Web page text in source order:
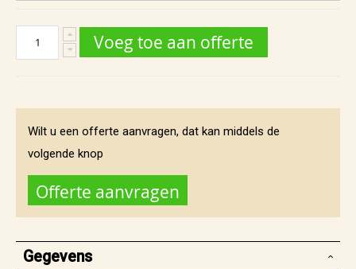
Voeg toe aan offerte
Wilt u een offerte aanvragen, dat kan middels de
volgende knop
Offerte aanvragen
Gegevens